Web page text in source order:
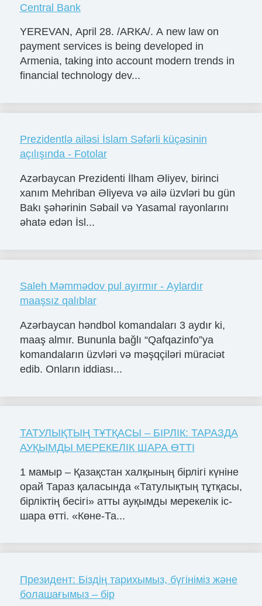
Central Bank
YEREVAN, April 28. /ARКА/. A new law on
payment services is being developed in
Armenia, taking into account modern trends in
financial technology dev...
Prezidentlə ailəsi İslam Səfərli küçəsinin
açılışında - Fotolar
Azərbaycan Prezidenti İlham Əliyev, birinci
xanım Mehriban Əliyeva və ailə üzvləri bu gün
Bakı şəhərinin Səbail və Yasamal rayonlarını
əhatə edən İsl...
Saleh Məmmədov pul ayırmır - Aylardır
maaşsız qalıblar
Azərbaycan həndbol komandaları 3 aydır ki,
maaş almır. Bununla bağlı “Qafqazinfo”ya
komandaların üzvləri və məşqçiləri müraciət
edib. Onların iddiası...
ТАТУЛЫҚТЫҢ ТҰТҚАСЫ – БІРЛІК: ТАРАЗДА
АУҚЫМДЫ МЕРЕКЕЛІК ШАРА ӨТТІ
1 мамыр – Қазақстан халқының бірлігі күніне
орай Тараз қаласында «Татулықтың тұтқасы,
бірліктің бесігі» атты ауқымды мерекелік іс-
шара өтті. «Көне-Та...
Президент: Біздің тарихымыз, бүгініміз және
болашағымыз – бір